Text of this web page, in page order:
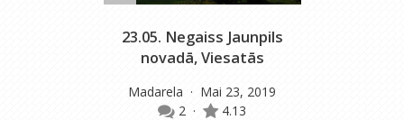
23.05. Negaiss Jaunpils
novadā, Viesatās
Madarela · Mai 23, 2019
2 · 4.13